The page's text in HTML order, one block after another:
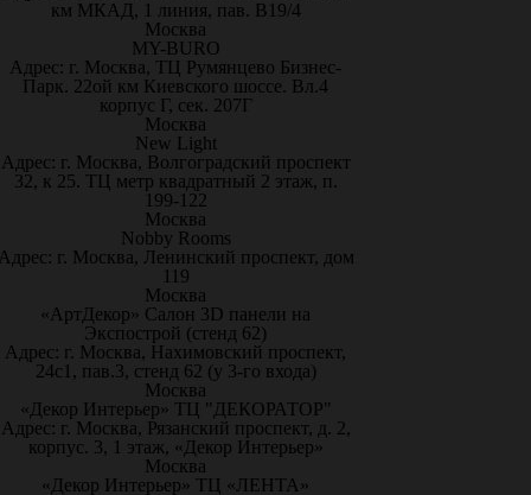
км МКАД, 1 линия, пав. В19/4
Москва
MY-BURO
Адрес: г. Москва, ТЦ Румянцево Бизнес-
Парк. 22ой км Киевского шоссе. Вл.4
корпус Г, сек. 207Г
Москва
New Light
Адрес: г. Москва, Волгоградский проспект
32, к 25. ТЦ метр квадратный 2 этаж, п.
199-122
Москва
Nobby Rooms
г. Москва, Ленинский проспект, дом
119
Москва
«АртДекор» Салон 3D панели на
Экспострой (стенд 62)
Адрес: г. Москва, Нахимовский проспект,
24с1, пав.3, стенд 62 (у 3-го входа)
Москва
«Декор Интерьер» ТЦ "ДЕКОРАТОР"
Адрес: г. Москва, Рязанский проспект, д. 2,
корпус. 3, 1 этаж, «Декор Интерьер»
Москва
«Декор Интерьер» ТЦ «ЛЕНТА»